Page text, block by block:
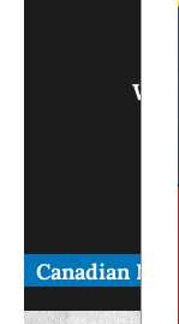
Canadian News